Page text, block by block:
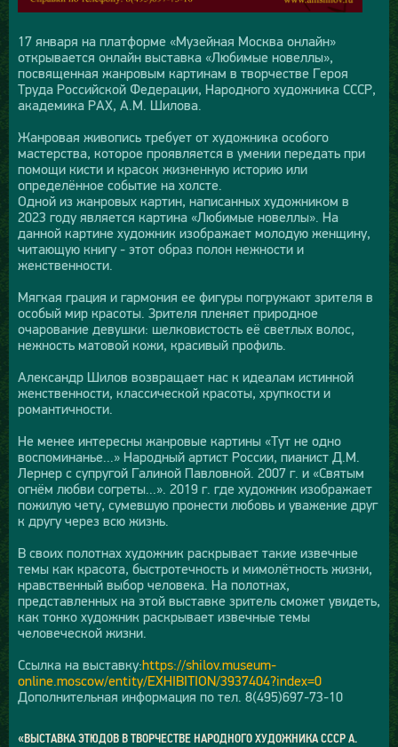
17 января на платформе «Музейная Москва онлайн»
открывается онлайн выставка «Любимые новеллы»,
посвященная жанровым картинам в творчестве Героя
Труда Российской Федерации, Народного художника СССР,
академика РАХ, А.М. Шилова.
Жанровая живопись требует от художника особого
мастерства, которое проявляется в умении передать при
помощи кисти и красок жизненную историю или
определённое событие на холсте.
Одной из жанровых картин, написанных художником в
2023 году является картина «Любимые новеллы». На
данной картине художник изображает молодую женщину,
читающую книгу - этот образ полон нежности и
женственности.
Мягкая грация и гармония ее фигуры погружают зрителя в
особый мир красоты. Зрителя пленяет природное
очарование девушки: шелковистость её светлых волос,
нежность матовой кожи, красивый профиль.
Александр Шилов возвращает нас к идеалам истинной
женственности, классической красоты, хрупкости и
романтичности.
Не менее интересны жанровые картины «Тут не одно
воспоминанье...» Народный артист России, пианист Д.М.
Лернер с супругой Галиной Павловной. 2007 г. и «Святым
огнём любви согреты...». 2019 г. где художник изображает
пожилую чету, сумевшую пронести любовь и уважение друг
к другу через всю жизнь.
В своих полотнах художник раскрывает такие извечные
темы как красота, быстротечность и мимолётность жизни,
нравственный выбор человека. На полотнах,
представленных на этой выставке зритель сможет увидеть,
как тонко художник раскрывает извечные темы
человеческой жизни.
Ссылка на выставку:https://shilov.museum-
online.moscow/entity/EXHIBITION/3937404?index=0
Дополнительная информация по тел. 8(495)697-73-10
«ВЫСТАВКА ЭТЮДОВ В ТВОРЧЕСТВЕ НАРОДНОГО ХУДОЖНИКА СССР А.